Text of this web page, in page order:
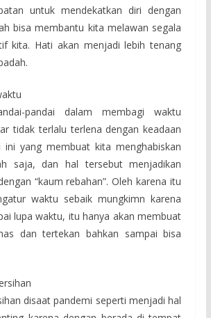
untuk mendekatkan diri dengan
bisa membantu kita melawan segala
kita. Hati akan menjadi lebih tenang
pandai dalam membagi waktu
tidak terlalu terlena dengan keadaan
ini yang membuat kita menghabiskan
saja, dan hal tersebut menjadikan
“kaum rebahan”. Oleh karena itu
waktu sebaik mungkimn karena
lupa waktu, itu hanya akan membuat
dan tertekan bahkan sampai bisa
disaat pandemi seperti menjadi hal